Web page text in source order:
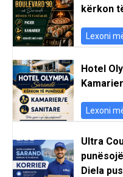
kërkon
Lexoni
Hotel
Lexoni
Ultra
Diela